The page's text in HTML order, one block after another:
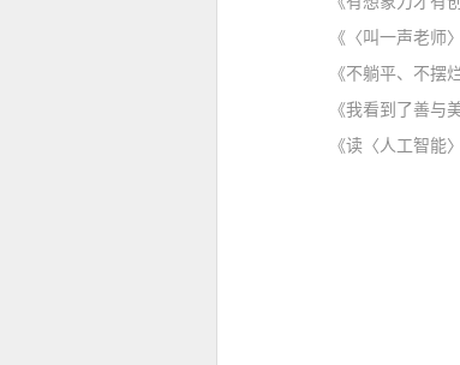
《〈叫一声老师〉
《不躺平、不摆烂
《我看到了善与
《读〈人工智能